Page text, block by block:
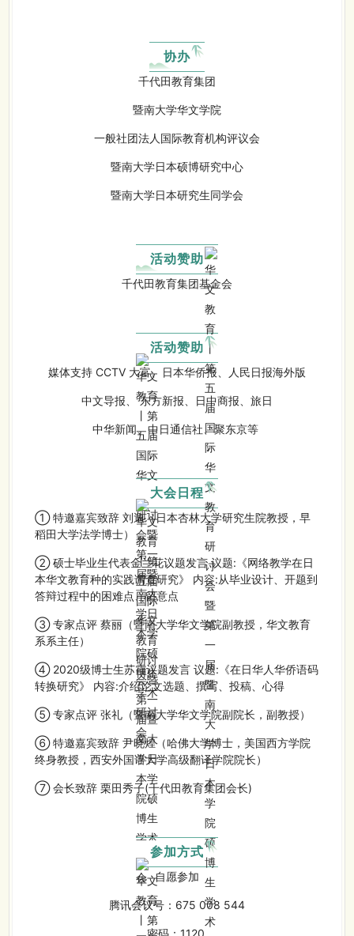
协办
千代田教育集团
暨南大学华文学院
一般社团法人国际教育机构评议会
暨南大学日本硕博研究中心
暨南大学日本研究生同学会
活动赞助
千代田教育集团基金会
活动赞助
媒体支持 CCTV 大富、日本华侨报、人民日报海外版
中文导报、 东方新报、日中商报、旅日
中华新闻、中日通信社、聚东京等
大会日程
① 特邀嘉宾致辞 刘迪（日本杏林大学研究生院教授，早
稻田大学法学博士）
② 硕士毕业生代表金兰花议题发言 议题:《网络教学在日
本华文教育种的实践调查研究》 内容:从毕业设计、开题到
答辩过程中的困难点、留意点
③ 专家点评 蔡丽（暨南大学华文学院副教授，华文教育
系系主任）
④ 2020级博士生苏霞议题发言 议题:《在日华人华侨语码
转换研究》 内容:介绍论文选题、撰写、投稿、心得
⑤ 专家点评 张礼（暨南大学华文学院副院长，副教授）
⑥ 特邀嘉宾致辞 尹晓煌（哈佛大学博士，美国西方学院
终身教授，西安外国语大学高级翻译学院院长）
⑦ 会长致辞 栗田秀子(千代田教育集团会长)
参加方式
自愿参加
腾讯会议号：675 008 544